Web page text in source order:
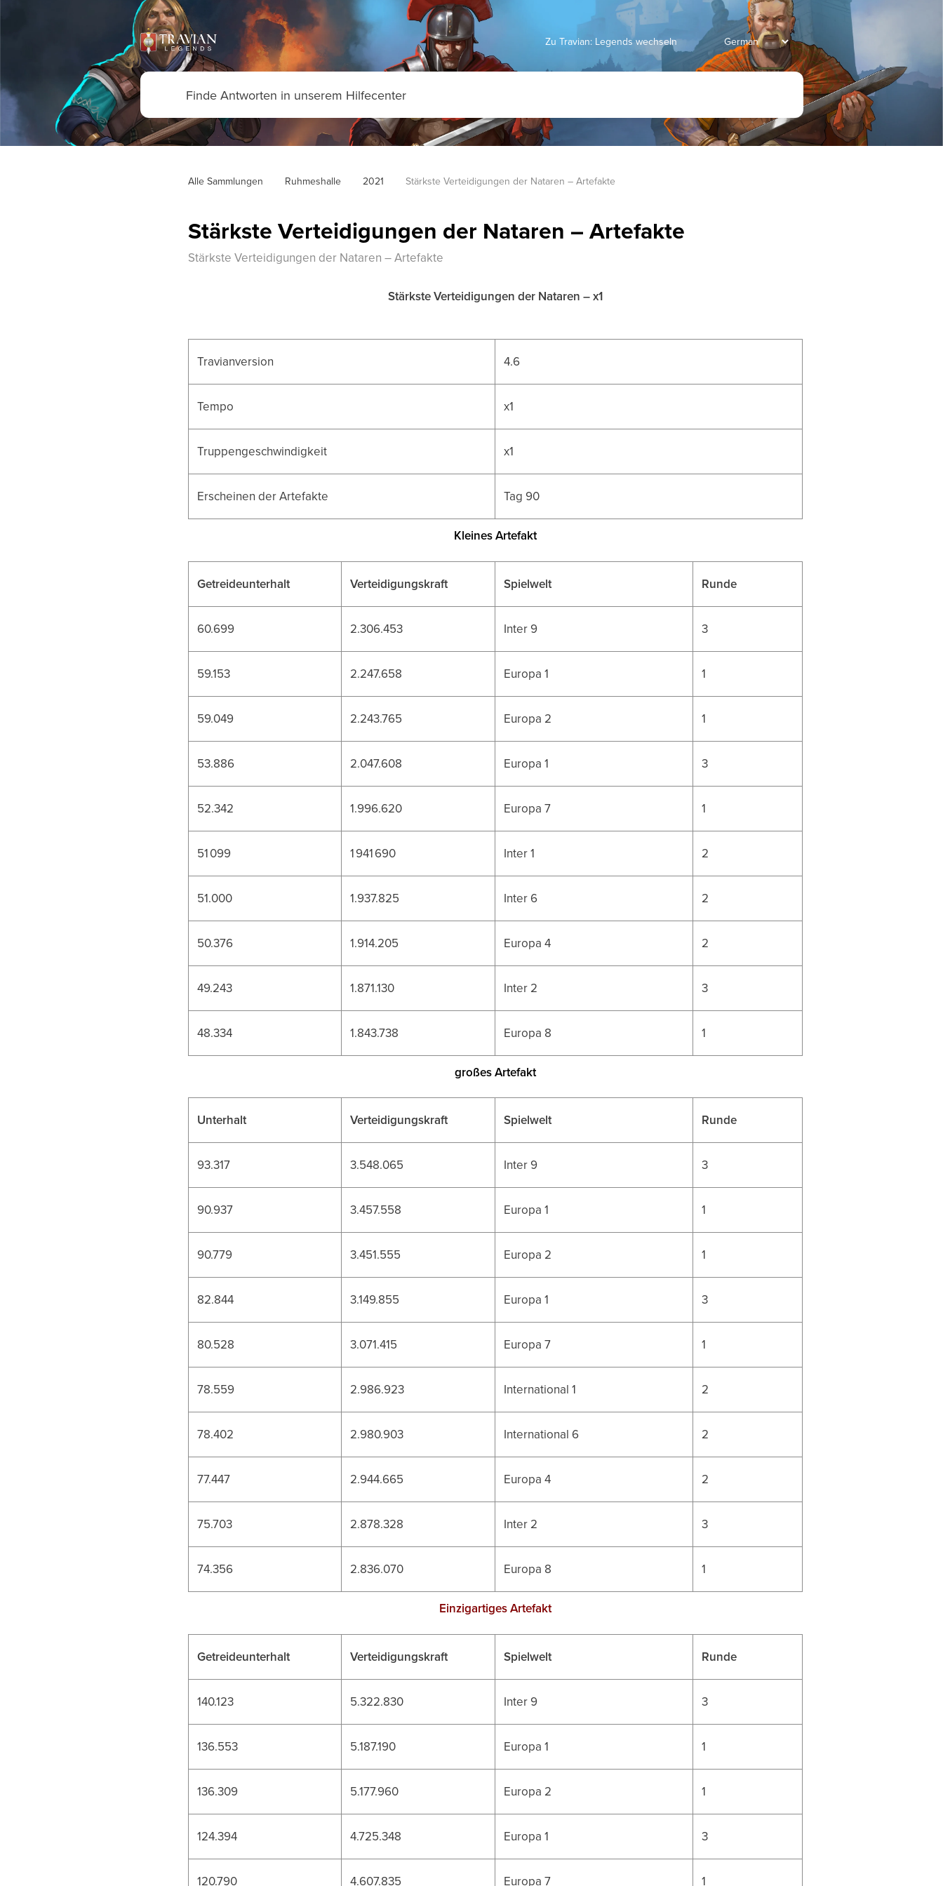
Zu Travian: Legends wechseln
Alle Sammlungen Ruhmeshalle 2021 Stärkste Verteidigungen der Nataren – Artefakte
Stärkste Verteidigungen der Nataren – Artefakte
Stärkste Verteidigungen der Nataren – Artefakte
Stärkste Verteidigungen der Nataren – x1
Travianversion 4.6
Tempo x1
Truppengeschwindigkeit x1
Erscheinen der Artefakte Tag 90
Kleines Artefakt
Getreideunterhalt Verteidigungskraft Spielwelt Runde
60.699 2.306.453 Inter 9 3
59.153 2.247.658 Europa 1 1
59.049 2.243.765 Europa 2 1
53.886 2.047.608 Europa 1 3
52.342 1.996.620 Europa 7 1
51 099 1 941 690 Inter 1 2
51.000 1.937.825 Inter 6 2
50.376 1.914.205 Europa 4 2
49.243 1.871.130 Inter 2 3
48.334 1.843.738 Europa 8 1
großes Artefakt
Unterhalt Verteidigungskraft Spielwelt Runde
93.317 3.548.065 Inter 9 3
90.937 3.457.558 Europa 1 1
90.779 3.451.555 Europa 2 1
82.844 3.149.855 Europa 1 3
80.528 3.071.415 Europa 7 1
78.559 2.986.923 International 1 2
78.402 2.980.903 International 6 2
77.447 2.944.665 Europa 4 2
75.703 2.878.328 Inter 2 3
74.356 2.836.070 Europa 8 1
Einzigartiges Artefakt
Getreideunterhalt Verteidigungskraft Spielwelt Runde
140.123 5.322.830 Inter 9 3
136.553 5.187.190 Europa 1 1
136.309 5.177.960 Europa 2 1
124.394 4.725.348 Europa 1 3
120.790 4.607.835 Europa 7 1